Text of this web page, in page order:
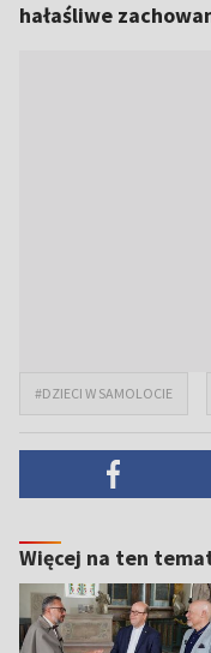
hałaśliwe
#DZIECI W SAMOLOCIE
Więcej na ten